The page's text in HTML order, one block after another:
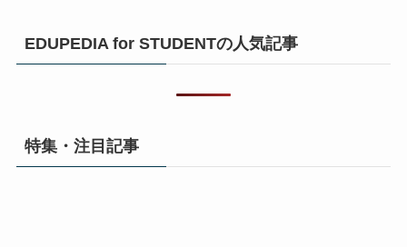
EDUPEDIA for STUDENTの人気記事
特集・注目記事